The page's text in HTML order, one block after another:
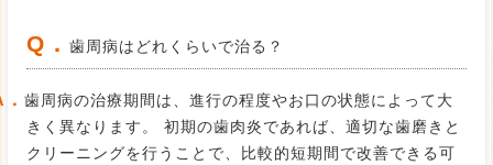
Q．歯周病はどれくらいで治る？
．歯周病の治療期間は、進行の程度やお口の状態によって大
きく異なります。 初期の歯肉炎であれば、適切な歯磨きと
クリーニングを行うことで、比較的短期間で改善できる可